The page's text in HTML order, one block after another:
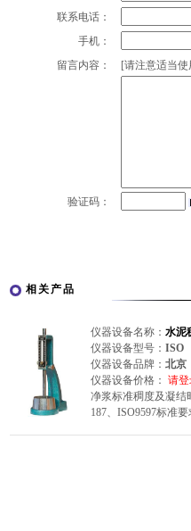
联系电话：
手机：
留言内容：
[请注意适当使
验证码：
相关产品
仪器设备名称： 水泥
仪器设备型号： ISO
仪器设备品牌： 北京
仪器设备价格： 请
净浆标准稠度及凝结
187、ISO9597标准